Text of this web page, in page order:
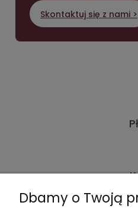
Skontaktuj się z nami >
Dbamy o Twoją